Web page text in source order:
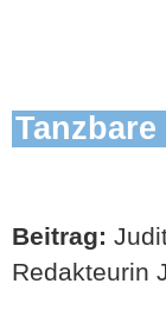
Beitrag:
Redakteurin